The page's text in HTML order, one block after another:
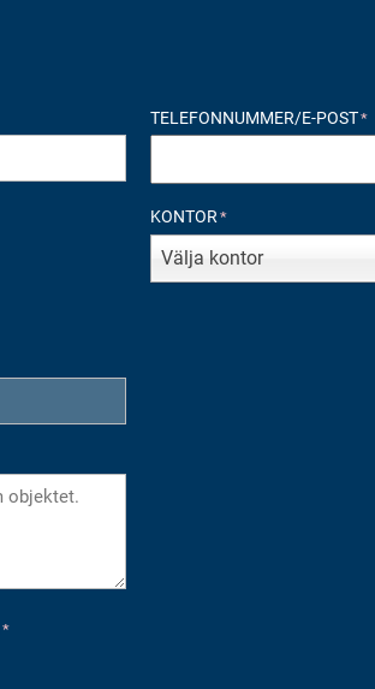
TELEFONNUMMER/E-POST*
KONTOR*
Välja kontor
*